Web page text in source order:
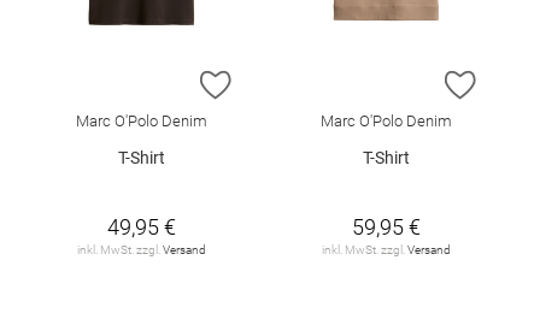
ZUR WUNSCHLISTE HINZUFÜGEN
Marc O'Polo Denim
T-Shirt
49,95 €
inkl. MwSt. zzgl. Versand
ZUR
Marc O'Polo Denim
T-Shirt
59,95 €
inkl. MwSt. zzgl. Versand